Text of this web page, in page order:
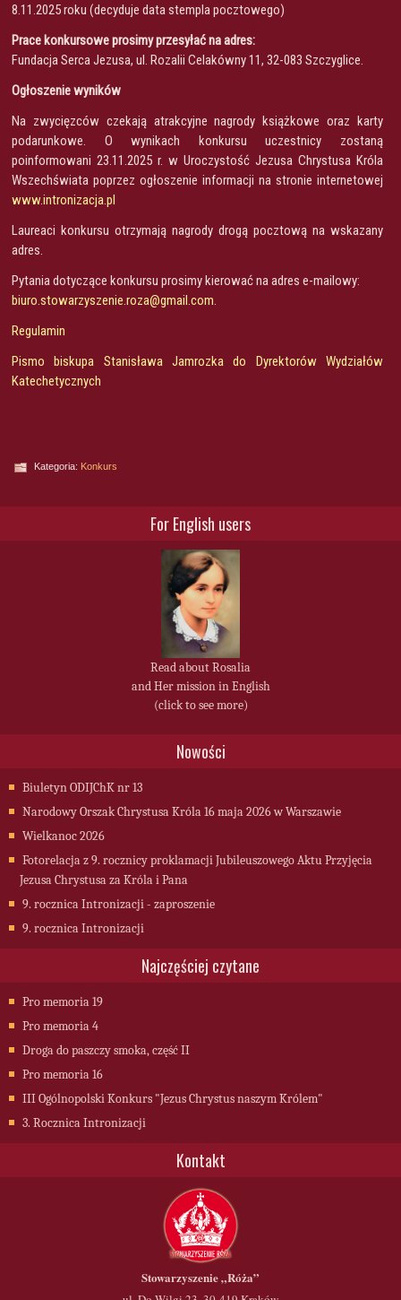
8.11.2025 roku (decyduje data stempla pocztowego)
Prace konkursowe prosimy przesyłać na adres:
Fundacja Serca Jezusa, ul. Rozalii Celakówny 11, 32-083 Szczyglice.
Ogłoszenie wyników
Na zwycięzców czekają atrakcyjne nagrody książkowe oraz karty
podarunkowe. O wynikach konkursu uczestnicy zostaną
poinformowani 23.11.2025 r. w Uroczystość Jezusa Chrystusa Króla
Wszechświata poprzez ogłoszenie informacji na stronie internetowej
www.intronizacja.pl
Laureaci konkursu otrzymają nagrody drogą pocztową na wskazany
adres.
Pytania dotyczące konkursu prosimy kierować na adres e-mailowy:
biuro.stowarzyszenie.roza@gmail.com.
Regulamin
Pismo biskupa Stanisława Jamrozka do Dyrektorów Wydziałów
Katechetycznych
Kategoria: Konkurs
For English users
Read about Rosalia
and Her mission in English
(click to see more)
Nowości
Biuletyn ODIJChK nr 13
Narodowy Orszak Chrystusa Króla 16 maja 2026 w Warszawie
Wielkanoc 2026
Fotorelacja z 9. rocznicy proklamacji Jubileuszowego Aktu Przyjęcia
Jezusa Chrystusa za Króla i Pana
9. rocznica Intronizacji - zaproszenie
9. rocznica Intronizacji
Najczęściej czytane
Pro memoria 19
Pro memoria 4
Droga do paszczy smoka, część II
Pro memoria 16
III Ogólnopolski Konkurs "Jezus Chrystus naszym Królem"
3. Rocznica Intronizacji
Kontakt
Stowarzyszenie„Róża”